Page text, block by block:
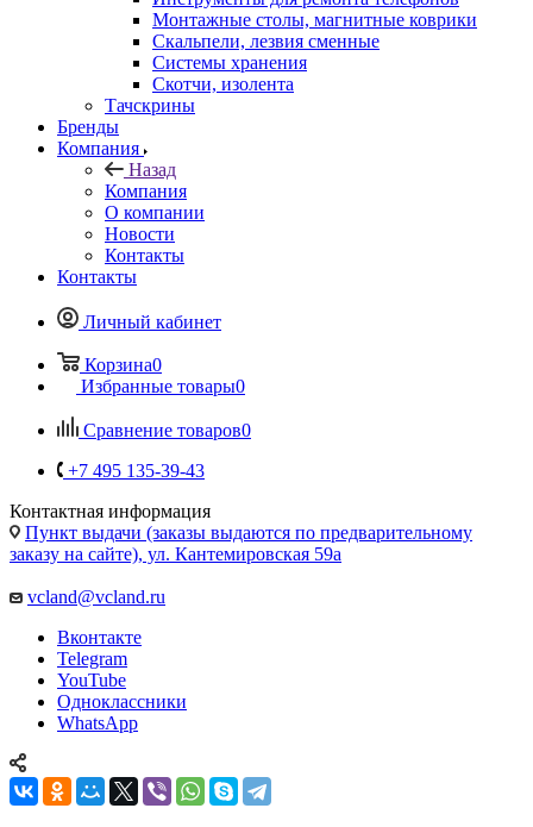
Монтажные столы, магнитные коврики
Скальпели, лезвия сменные
Системы хранения
Скотчи, изолента
Тачскрины
Бренды
Компания
Назад
Компания
О компании
Новости
Контакты
Контакты
Личный кабинет
Корзина0
Избранные товары0
Сравнение товаров0
+7 495 135-39-43
Контактная информация
Пункт выдачи (заказы выдаются по предварительному
заказу на сайте), ул. Кантемировская 59а
vcland@vcland.ru
Вконтакте
Telegram
YouTube
Одноклассники
WhatsApp